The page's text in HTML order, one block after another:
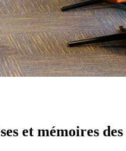
et mémoires